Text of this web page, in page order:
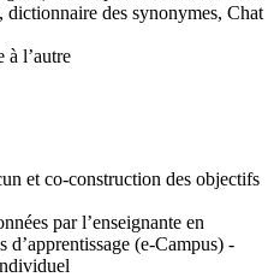
des synonymes, Chat
à l’autre
et co-construction des objectifs
par l’enseignante en
(e-Campus) -